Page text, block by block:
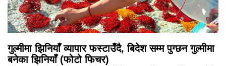
गुल्मीमा झिनियाँ व्यापार फस्टाउँदै, बिदेश सम्म पुग्छन गुल्मीमा
बनेका झिनियाँ (फोटो फिचर)